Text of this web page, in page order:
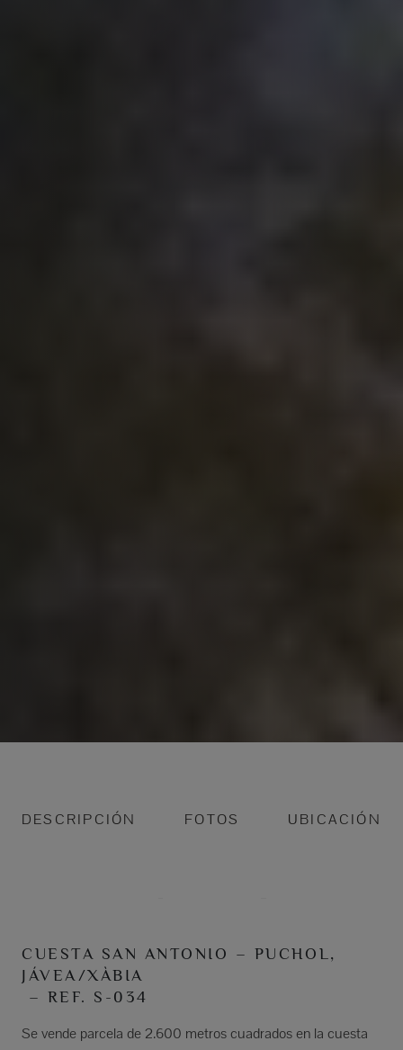
DESCRIPCIÓN FOTOS UBICACIÓN
CUESTA SAN ANTONIO – PUCHOL,
JÁVEA/XÀBIA
– REF. S-034
Se vende parcela de 2.600 metros cuadrados en la cuesta